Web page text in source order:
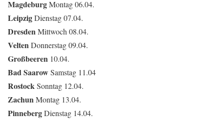
MagdeburgMontag 06.04.
LeipzigDienstag 07.04.
DresdenMittwoch 08.04.
VeltenDonnerstag 09.04.
Großbeeren 10.04.
Bad SaarowSamstag 11.04
RostockSonntag 12.04.
ZachunMontag 13.04.
PinnebergDienstag 14.04.